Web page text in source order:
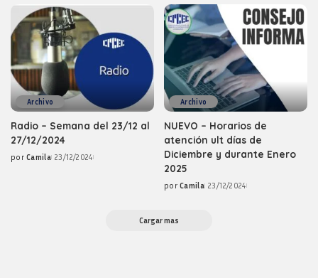
Archivo
Radio – Semana del 23/12 al
27/12/2024
Posted
por Camila 23/12/2024
Archivo
NUEVO – Horarios de
atención ult días de
Diciembre y durante Enero
2025
Posted
por Camila 23/12/2024
Cargar mas